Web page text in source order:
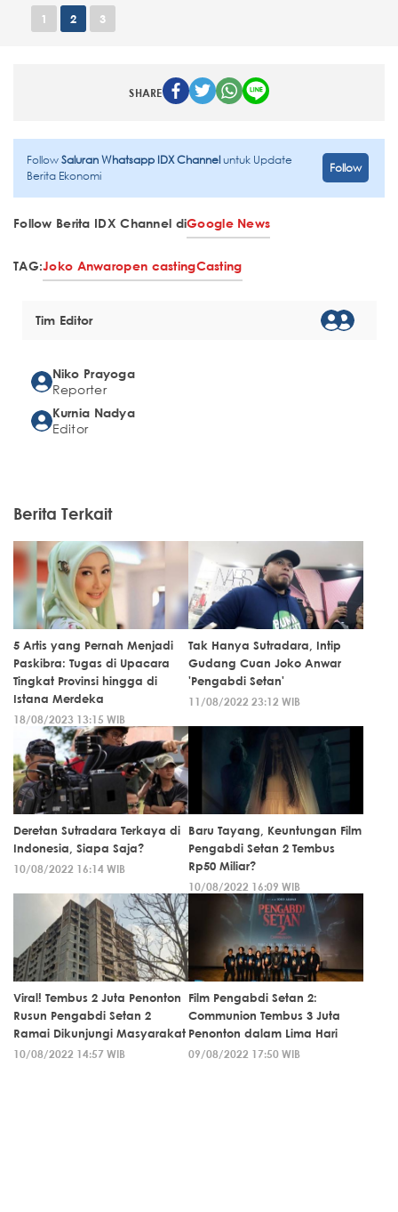
1 2 3
SHARE
FollowSaluran Whatsapp IDX Channeluntuk Update
Berita Ekonomi
Follow
Follow Berita IDX Channel diGoogle News
TAG:Joko Anwaropen castingCasting
Tim Editor
Niko Prayoga
Reporter
Kurnia Nadya
Editor
Berita Terkait
5 Artis yang Pernah Menjadi
Paskibra: Tugas di Upacara
Tingkat Provinsi hingga di
Istana Merdeka
18/08/2023 13:15 WIB
Tak Hanya Sutradara, Intip
Gudang Cuan Joko Anwar
'Pengabdi Setan'
11/08/2022 23:12 WIB
Deretan Sutradara Terkaya di
Indonesia, Siapa Saja?
10/08/2022 16:14 WIB
Baru Tayang, Keuntungan Film
Pengabdi Setan 2 Tembus
Rp50 Miliar?
10/08/2022 16:09 WIB
Viral! Tembus 2 Juta Penonton
Rusun Pengabdi Setan 2
Ramai Dikunjungi Masyarakat
10/08/2022 14:57 WIB
Film Pengabdi Setan 2:
Communion Tembus 3 Juta
Penonton dalam Lima Hari
09/08/2022 17:50 WIB